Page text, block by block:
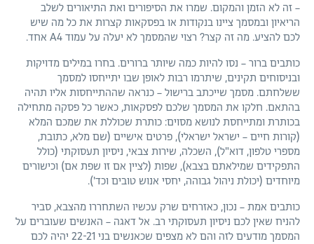
– זה לא הזמן והמקום. שמרו את הסיפורים ואת התיאורים לשלב
הריאיון ובמסמך ציינו בנקודות או בפסקאות קצרות את כל מה שיש
לכם להציע. מה זה קצר? רצוי שהמסמך לא יעלה על עמוד A4 אחד.
כותבים ברור – נסו להיות כמה שיותר ברורים. בחרו במילים מדויקות
ובניסוחים תקינים, שיתרמו רבות לאופן שבו יתייחסו למסמך
ששלחתם. מסמך שייכתב ברישול – כנראה שההתייחסות אליו תהיה
בהתאם. חלקו את המסמך שלכם לפסקאות, כאשר כל פסקה מתחילה
בכותרת ומתייחסת לנושא מסוים: כותרת שכוללת את שמכם המלא
(קורות חיים – ישראל ישראלי), פרטים אישיים (שם מלא, כתובת,
מספרי טלפון, דוא"ל), השכלה, שירות צבאי, ניסיון תעסוקתי (כולל
התפקידים שמילאתם בצבא), שפות (לציין אם זו שפת אם) וכישורים
מיוחדים (יכולת ניהול גבוהה, יחסי אנוש טובים וכד').
כותבים אמת – נכון, כאזרחים שרק עכשיו השתחררו מהצבא, סביר
להניח שאין לכם ניסיון תעסוקתי רב. אל דאגה – האנשים שעוברים על
המסמך מודעים לזה והם לא מצפים שכאנשים בני 22-21 יהיה לכם